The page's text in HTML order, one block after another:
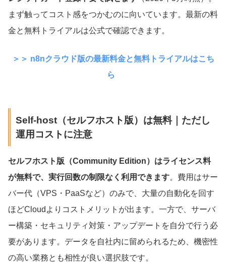
まず触ってコスト感をつかむのに向いています。最新の料
金と無料トライアルは公式で確認できます。
＞＞ n8nクラウド版の最新料金と無料トライアルはこち
ら
Self-host（セルフホスト版）は無料｜ただし
運用コストに注意
セルフホスト版（Community Edition）はライセンス料
が無料で、実行回数の制限なく利用できます。費用はサー
バー代（VPS・PaaSなど）のみで、大量の自動化を回す
ほどCloudよりコストメリットが出ます。一方で、サーバ
ー構築・セキュリティ対策・アップデートを自分で行う必
要があります。データを自社内に留められるため、機密性
の高い業務とも相性が良い選択肢です。